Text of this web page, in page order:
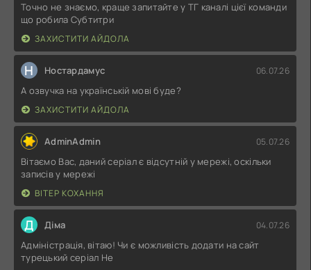
Точно не знаємо, краще запитайте у ТГ каналі цієї команди
що робила Субтитри
ЗАХИСТИТИ АЙДОЛА
Н Ностардамус 06.07.26
А озвучка на українській мові буде?
ЗАХИСТИТИ АЙДОЛА
AdminAdmin 05.07.26
Вітаємо Вас, даний серіал є відсутній у мережі, оскільки
записів у мережі
ВІТЕР КОХАННЯ
Д Діма 04.07.26
Адміністрація, вітаю! Чи є можливість додати на сайт
турецький серіал Не